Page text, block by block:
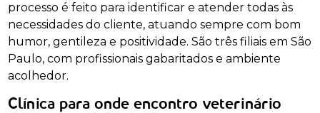
processo é feito para identificar e atender todas às
necessidades do cliente, atuando sempre com bom
humor, gentileza e positividade. São três filiais em São
Paulo, com profissionais gabaritados e ambiente
acolhedor.
Clínica para onde encontro veterinário